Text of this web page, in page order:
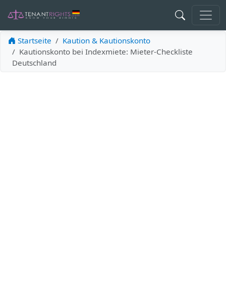
Startseite
Kaution & Kautionskonto
Kautionskonto bei Indexmiete: Mieter-Checkliste
Deutschland